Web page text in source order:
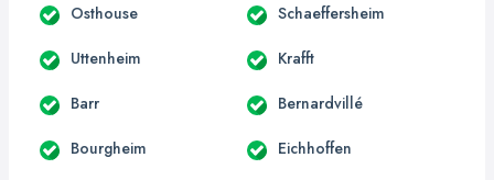
Osthouse Schaeffersheim
Uttenheim Krafft
Barr Bernardvillé
Bourgheim Eichhoffen